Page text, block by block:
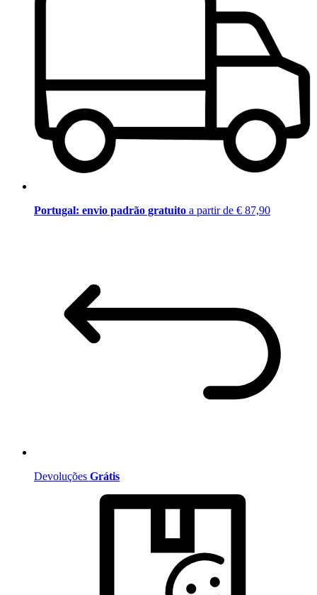
Portugal: envio padrão gratuito a partir de € 87,90
Devoluções Grátis